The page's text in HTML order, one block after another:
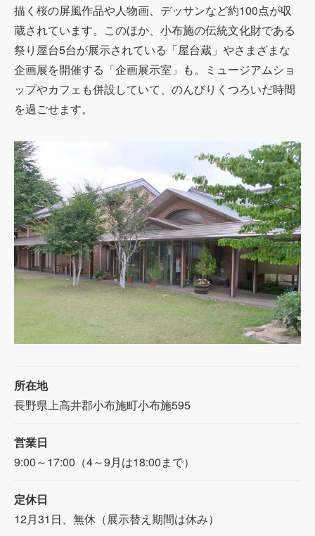
描く桜の屏風作品や人物画、デッサンなど約100点が収
蔵されています。このほか、小布施の伝統文化財である
祭り屋台5台が展示されている「屋台蔵」やさまざまな
企画展を開催する「企画展示室」も。ミュージアムショ
ップやカフェも併設していて、のんびりくつろいだ時間
を過ごせます。
所在地
長野県上高井郡小布施町小布施595
営業日
9:00～17:00（4～9月は18:00まで）
定休日
12月31日、無休（展示替え期間は休み）